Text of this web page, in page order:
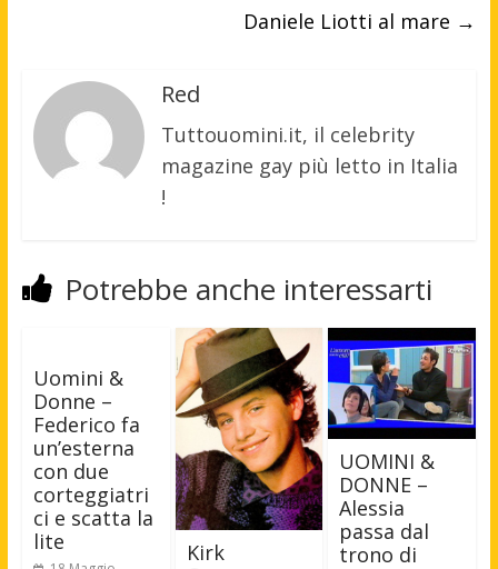
Daniele Liotti al mare →
Red
Tuttouomini.it, il celebrity
magazine gay più letto in Italia
!
Potrebbe anche interessarti
Uomini &
Donne –
Federico fa
un’esterna
con due
corteggiatri
ci e scatta la
lite
Kirk
UOMINI &
DONNE –
Alessia
passa dal
trono di